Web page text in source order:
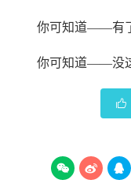
你可知道——有了
你可知道——没

  